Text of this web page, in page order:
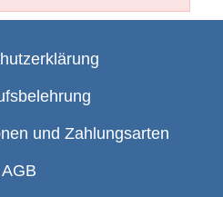
und Zahlungsarten
AGB